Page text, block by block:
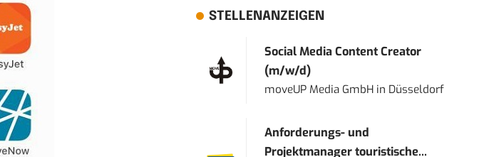
STELLENANZEIGEN
Social Media Content Creator
(m/w/d)
moveUP Media GmbH in Düsseldorf
Anforderungs- und
Projektmanager touristische...